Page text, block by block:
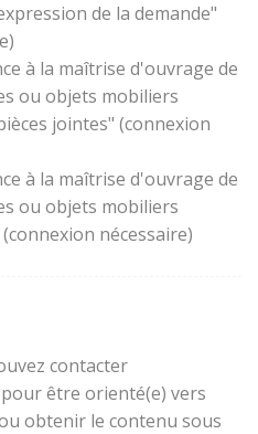
de la demande"
à la maîtrise d'ouvrage de
ou objets mobiliers
jointes" (connexion
à la maîtrise d'ouvrage de
ou objets mobiliers
nécessaire)
contacter
être orienté(e) vers
obtenir le contenu sous